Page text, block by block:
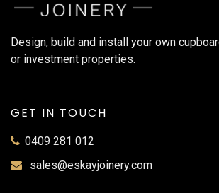
Design, build and install your own
or investment properties.
GET IN TOUCH
0409 281 012
sales@eskayjoinery.com